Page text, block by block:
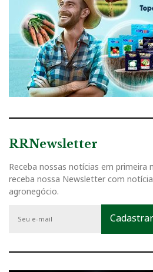
RRNewsletter
Receba nossas notícias em primeira
receba nossa Newsletter com
agronegócio.